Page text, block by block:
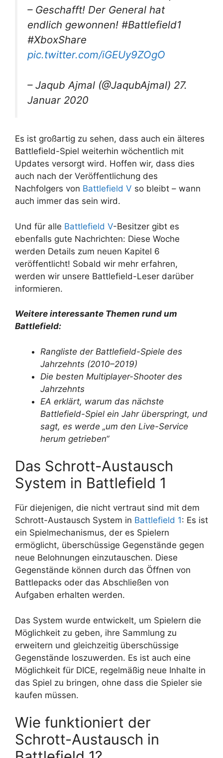
– Geschafft! Der General hat
endlich gewonnen! #Battlefield1
#XboxShare
pic.twitter.com/iGEUy9ZOgO
– Jaqub Ajmal (@JaqubAjmal) 27.
Januar 2020
Es ist großartig zu sehen, dass auch ein älteres
Battlefield-Spiel weiterhin wöchentlich mit
Updates versorgt wird. Hoffen wir, dass dies
auch nach der Veröffentlichung des
Nachfolgers von Battlefield V so bleibt – wann
auch immer das sein wird.
Und für alle Battlefield V-Besitzer gibt es
ebenfalls gute Nachrichten: Diese Woche
werden Details zum neuen Kapitel 6
veröffentlicht! Sobald wir mehr erfahren,
werden wir unsere Battlefield-Leser darüber
informieren.
Weitere interessante Themen rund um
Battlefield:
Rangliste der Battlefield-Spiele des
Jahrzehnts (2010–2019)
Die besten Multiplayer-Shooter des
Jahrzehnts
EA erklärt, warum das nächste
Battlefield-Spiel ein Jahr überspringt, und
sagt, es werde „um den Live-Service
herum getrieben“
Das Schrott-Austausch
System in Battlefield 1
Für diejenigen, die nicht vertraut sind mit dem
Schrott-Austausch System in Battlefield 1: Es ist
ein Spielmechanismus, der es Spielern
ermöglicht, überschüssige Gegenstände gegen
neue Belohnungen einzutauschen. Diese
Gegenstände können durch das Öffnen von
Battlepacks oder das Abschließen von
Aufgaben erhalten werden.
Das System wurde entwickelt, um Spielern die
Möglichkeit zu geben, ihre Sammlung zu
erweitern und gleichzeitig überschüssige
Gegenstände loszuwerden. Es ist auch eine
Möglichkeit für DICE, regelmäßig neue Inhalte in
das Spiel zu bringen, ohne dass die Spieler sie
kaufen müssen.
Wie funktioniert der
Schrott-Austausch in